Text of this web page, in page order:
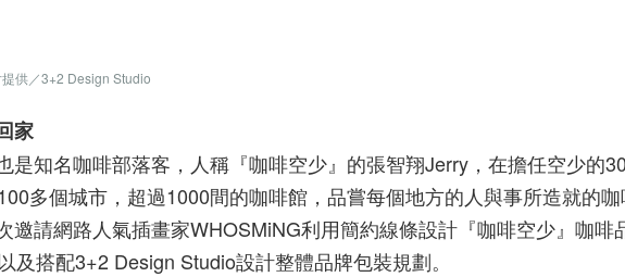
供／3+2 Design Studio
家
是知名咖啡部落客，人稱『咖啡空少』的張智翔Jerry，在擔任空少的
多個城市，超過1000間的咖啡館，品嘗每個地方的人與事所造就的
邀請網路人氣插畫家WHOSMiNG利用簡約線條設計『咖啡空少』咖啡
及搭配3+2 Design Studio設計整體品牌包裝規劃。